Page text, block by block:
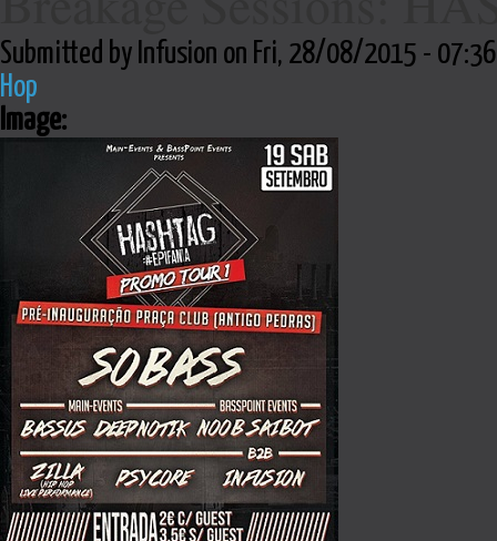
Submitted by Infusion on Fri, 28/08/2015 - 07:36
Hop
Image: